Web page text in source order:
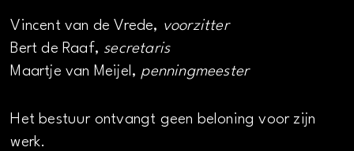
Vincent van de Vrede, voorzitter
Bert de Raaf, secretaris
Maartje van Meijel, penningmeester
Het bestuur ontvangt geen beloning voor zijn
werk.